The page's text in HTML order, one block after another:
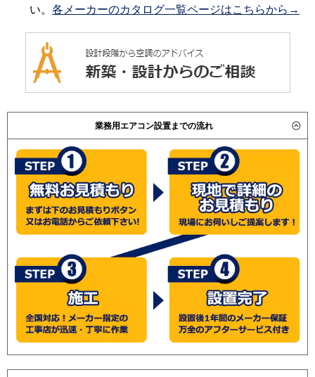
い。 各メーカーのカタログ一覧ページはこちらから→
業務用エアコン設置までの流れ